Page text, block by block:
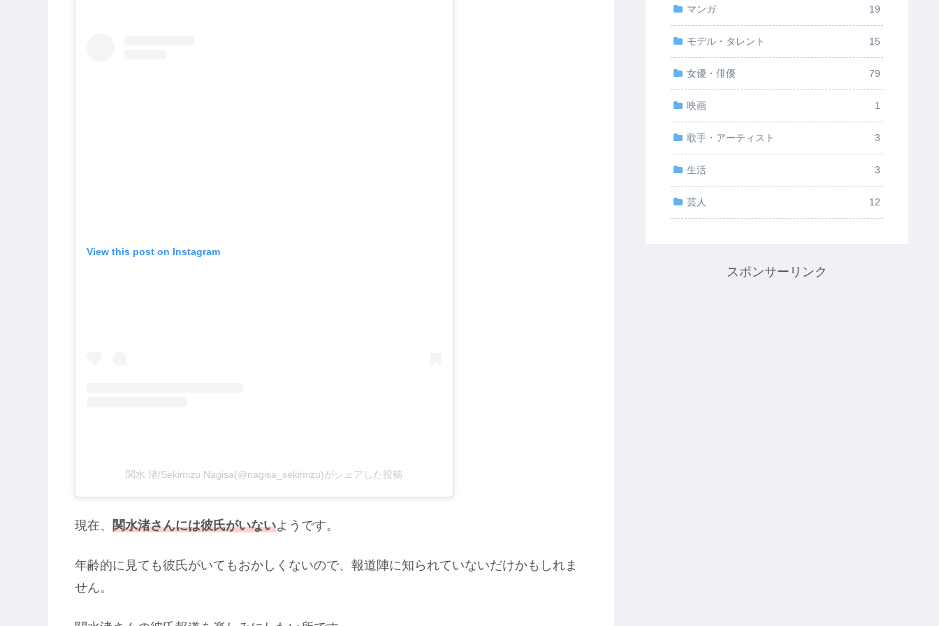
View this post on Instagram
関水 渚/Sekimizu Nagisa(@nagisa_sekimizu)がシェアした投稿
現在、 関水渚さんには彼氏がいないようです。
年齢的に見ても彼氏がいてもおかしくないので、報道陣に知られていないだけかもしれま
せん。
マンガ 19
モデル・タレント 15
女優・俳優 79
映画 1
歌手・アーティスト 3
生活 3
芸人 12
スポンサーリンク